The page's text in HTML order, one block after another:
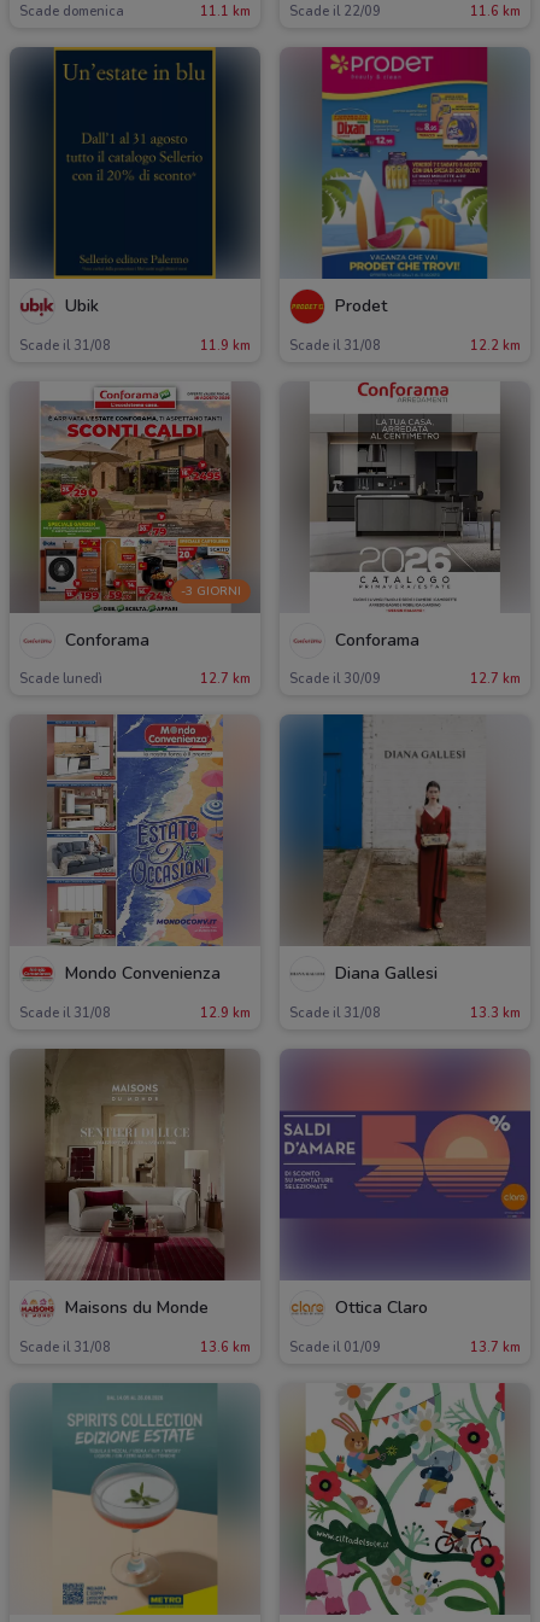
Scade domenica 11.1 km Scade il 22/09 11.6 km
Ubik
Scade il 31/08 11.9 km
Prodet
Scade il 31/08 12.2 km
-3 GIORNI
Conforama
Scade lunedì 12.7 km
Conforama
Scade il 30/09 12.7 km
Mondo Convenienza
Scade il 31/08 12.9 km
Diana Gallesi
Scade il 31/08 13.3 km
Maisons du Monde
Scade il 31/08 13.6 km
Ottica Claro
Scade il 01/09 13.7 km